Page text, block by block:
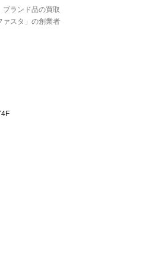
ランド品の買取
スタ」の創業者